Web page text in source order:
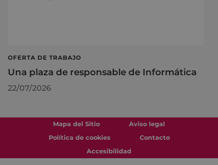
OFERTA DE TRABAJO
Una plaza de responsable de Informática
22/07/2026
Mapa del Sitio
Aviso legal
Política de cookies
Contacto
Accesibilidad